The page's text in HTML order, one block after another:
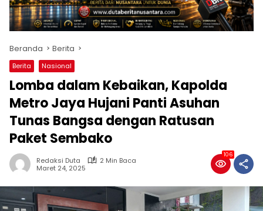
Beranda Berita
Berita Nasional
Lomba dalam Kebaikan, Kapolda
Metro Jaya Hujani Panti Asuhan
Tunas Bangsa dengan Ratusan
Paket Sembako
Redaksi Duta
2 Min Baca
Maret 24, 2025
106